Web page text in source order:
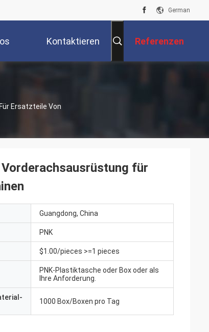
German
Kontaktieren Referenzen
Ersatzteile Von
Vorderachsausrüstung für
Guangdong, China
PNK
$1.00/pieces >=1 pieces
PNK-Plastiktasche oder Box oder als
Ihre Anforderung.
1000 Box/Boxen pro Tag